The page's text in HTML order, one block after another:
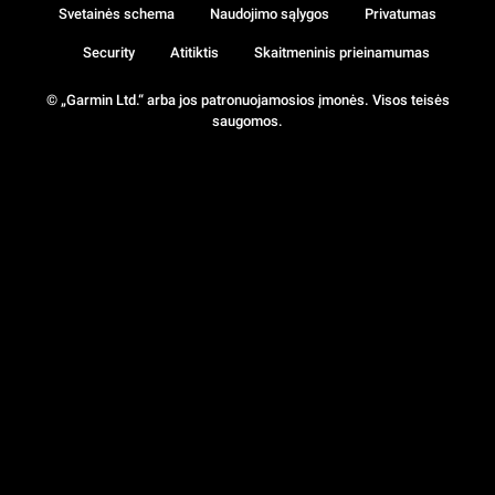
© „Garmin Ltd.“ arba jos patronuojamosios įmonės. Visos teisės
saugomos.
Svetainės schema Naudojimo sąlygos Privatumas
Security Atitiktis Skaitmeninis prieinamumas